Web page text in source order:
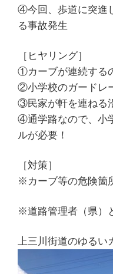
④今回、歩道に突進
る事故発生
［ヒヤリング］
①カーブが連続する
②小学校のガードレ
③民家が軒を連ねる
④通学路なので、小
ルが必要！
［対策］
※カーブ等の危険箇
※道路管理者（県）
上三川街道のゆるい